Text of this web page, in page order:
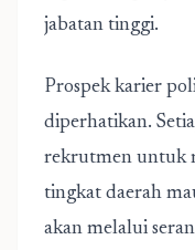
jabatan tinggi.
Prospek karier
diperhatikan.
rekrutmen untuk
tingkat daerah
akan melalui